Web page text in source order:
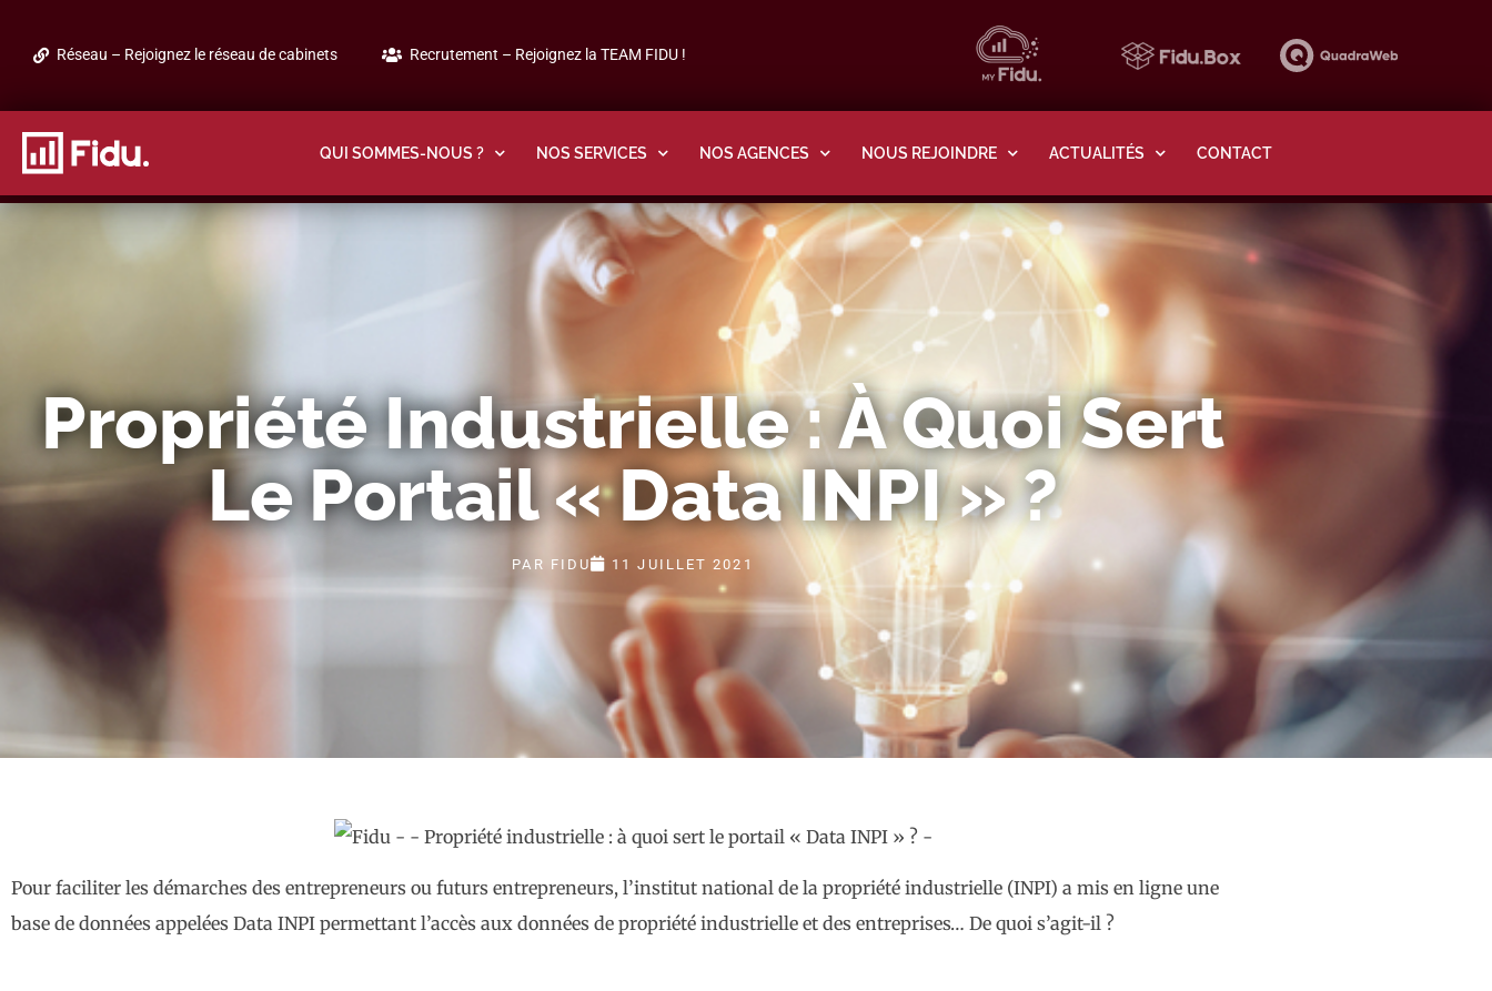
Réseau – Rejoignez le réseau de cabinets Recrutement – Rejoignez la TEAM FIDU !
QUI SOMMES-NOUS ? NOS SERVICES NOS AGENCES NOUS REJOINDRE ACTUALITÉS CONTACT
Propriété Industrielle : À Quoi Sert
Le Portail « Data INPI » ?
PAR FIDU 11 JUILLET 2021
Pour faciliter les démarches des entrepreneurs ou futurs entrepreneurs, l’institut national de la propriété industrielle (INPI) a mis en ligne une
base de données appelées Data INPI permettant l’accès aux données de propriété industrielle et des entreprises… De quoi s’agit-il ?